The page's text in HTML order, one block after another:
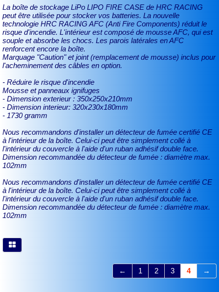
La boîte de stockage LiPo LIPO FIRE CASE de HRC RACING
peut être utilisée pour stocker vos batteries. La nouvelle
technologie HRC RACING AFC (Anti Fire Components) réduit le
risque d'incendie. L'intérieur est composé de mousse AFC, qui est
souple et absorbe les chocs. Les parois latérales en AFC
renforcent encore la boîte.
Marquage "Caution" et joint (remplacement de mousse) inclus pour
l'acheminement des câbles en option.
- Réduire le risque d'incendie
Mousse et panneaux ignifuges
- Dimension exterieur : 350x250x210mm
- Dimension interieur: 320x230x180mm
- 1730 gramm
Nous recommandons d'installer un détecteur de fumée certifié CE
à l'intérieur de la boîte. Celui-ci peut être simplement collé à
l'intérieur du couvercle à l'aide d'un ruban adhésif double face.
Dimension recommandée du détecteur de fumée : diamètre max.
102mm
Nous recommandons d'installer un détecteur de fumée certifié CE
à l'intérieur de la boîte. Celui-ci peut être simplement collé à
l'intérieur du couvercle à l'aide d'un ruban adhésif double face.
Dimension recommandée du détecteur de fumée : diamètre max.
102mm
← 1 2 3 4 →